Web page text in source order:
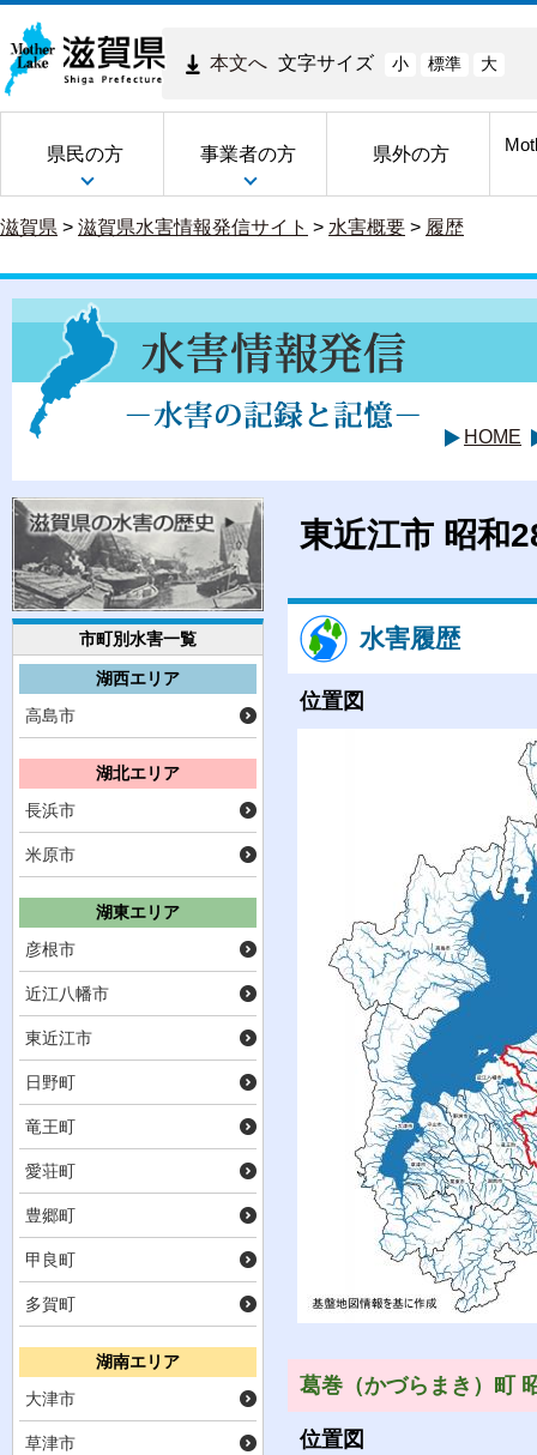
本文へ 文字サイズ 小 標準 大
県民の方 事業者の方 県外の方
滋賀県 > 滋賀県水害情報発信サイト > 水害概要 > 履歴
HOME
市町別水害一覧
湖西エリア
高島市
湖北エリア
長浜市
米原市
湖東エリア
彦根市
近江八幡市
東近江市
日野町
竜王町
愛荘町
豊郷町
甲良町
多賀町
湖南エリア
大津市
草津市
東近江市 昭和
水害履歴
位置図
葛巻（かづらまき）町
位置図